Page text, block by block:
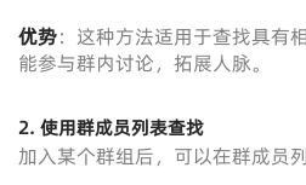
优势：这种方法适用于查找具有
能参与群内讨论，拓展人脉。
2. 使用群成员列表查找
加入某个群组后，可以在群成员